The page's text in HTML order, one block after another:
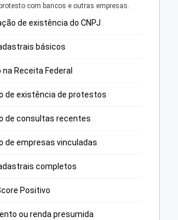
com bancos e outras empresas.
de existência do CNPJ
básicos
Receita Federal
de existência de protestos
de consultas recentes
de empresas vinculadas
completos
Positivo
ou renda presumida